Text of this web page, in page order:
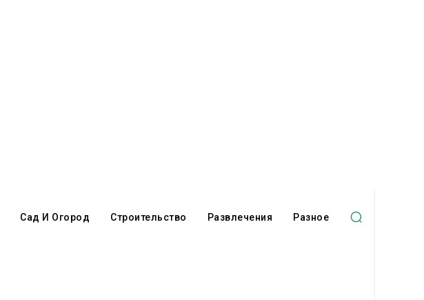
Сад И Огород Строительство Развлечения Разное